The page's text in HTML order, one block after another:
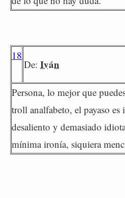
18
De: Iván
Persona, lo mejor que
troll analfabeto, el payaso es
desaliento y demasiado
mínima ironía, siquiera